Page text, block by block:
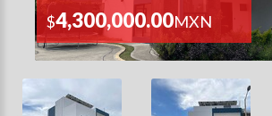
$4,300,000.00MXN